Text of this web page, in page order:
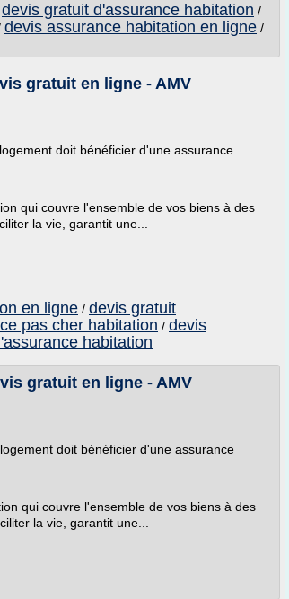
devis gratuit d'assurance habitation /
devis assurance habitation en ligne /
gratuit en ligne - AMV
doit bénéficier d'une assurance
qui couvre l'ensemble de vos biens à des
la vie, garantit une...
en ligne / devis gratuit
pas cher habitation / devis
habitation
gratuit en ligne - AMV
doit bénéficier d'une assurance
qui couvre l'ensemble de vos biens à des
la vie, garantit une...